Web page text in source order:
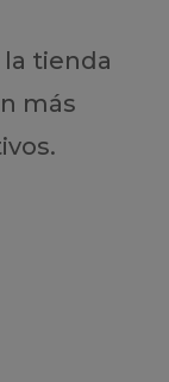
tienda
más